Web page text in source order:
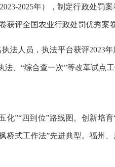
2025年），制定行政处罚
获评全国农业行政处罚优秀案卷
法人员，执法平台获评2023
、“综合查一次”等改革试点工
”“四到位”路线图。创新培育
桥式工作法”先进典型。福州